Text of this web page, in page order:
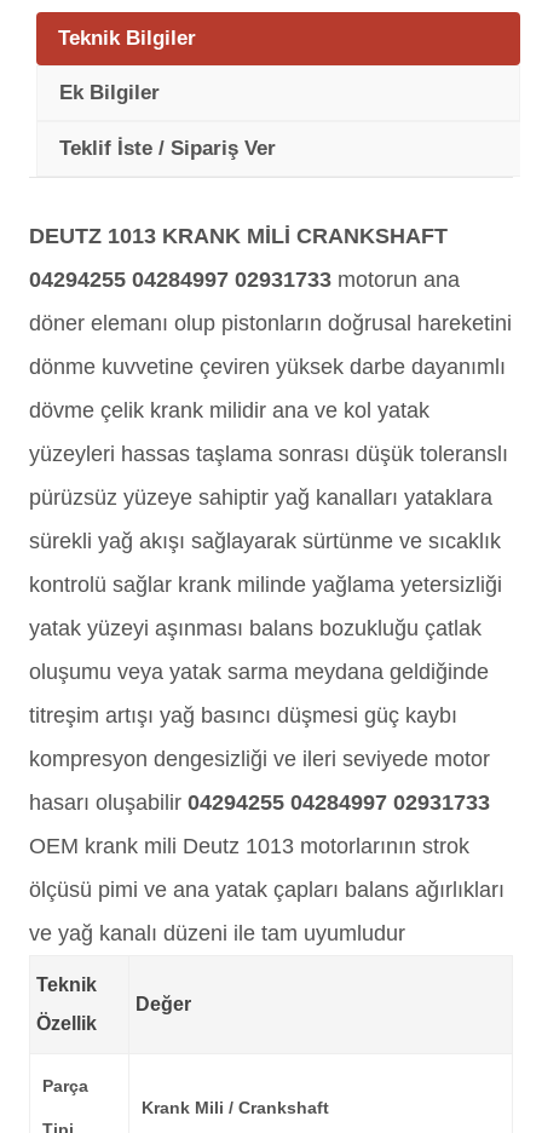
Teknik Bilgiler
Ek Bilgiler
Teklif İste / Sipariş Ver
DEUTZ 1013 KRANK MİLİ CRANKSHAFT
04294255 04284997 02931733 motorun ana
döner elemanı olup pistonların doğrusal hareketini
dönme kuvvetine çeviren yüksek darbe dayanımlı
dövme çelik krank milidir ana ve kol yatak
yüzeyleri hassas taşlama sonrası düşük toleranslı
pürüzsüz yüzeye sahiptir yağ kanalları yataklara
sürekli yağ akışı sağlayarak sürtünme ve sıcaklık
kontrolü sağlar krank milinde yağlama yetersizliği
yatak yüzeyi aşınması balans bozukluğu çatlak
oluşumu veya yatak sarma meydana geldiğinde
titreşim artışı yağ basıncı düşmesi güç kaybı
kompresyon dengesizliği ve ileri seviyede motor
hasarı oluşabilir 04294255 04284997 02931733
OEM krank mili Deutz 1013 motorlarının strok
ölçüsü pimi ve ana yatak çapları balans ağırlıkları
ve yağ kanalı düzeni ile tam uyumludur
Teknik
Özellik
Değer
Parça
Krank Mili / Crankshaft